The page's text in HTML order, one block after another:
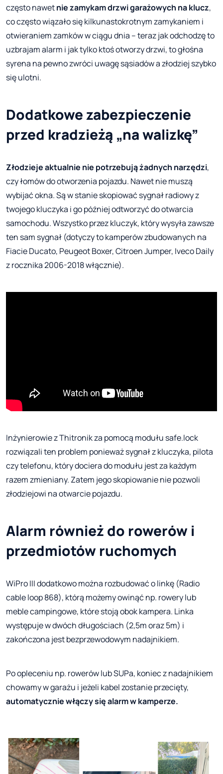
często nawetnie zamykam drzwi garażowych na klucz,
co często wiązało się kilkunastokrotnym zamykaniem i
otwieraniem zamków w ciągu dnia – teraz jak odchodzę to
uzbrajam alarm i jak tylko ktoś otworzy drzwi, to głośna
syrena na pewno zwróci uwagę sąsiadów a złodziej szybko
się ulotni.
Dodatkowe zabezpieczenie
przed kradzieżą „na walizkę”
Złodzieje aktualnie nie potrzebują żadnych narzędzi,
czy łomów do otworzenia pojazdu. Nawet nie muszą
wybijać okna. Są w stanie skopiować sygnał radiowy z
twojego kluczyka i go później odtworzyć do otwarcia
samochodu. Wszystko przez kluczyk, który wysyła zawsze
ten sam sygnał (dotyczy to kamperów zbudowanych na
Fiacie Ducato, Peugeot Boxer, Citroen Jumper, Iveco Daily
z rocznika 2006-2018 włącznie).
Inżynierowie z Thitronik za pomocą modułu safe.lock
rozwiązali ten problem ponieważ sygnał z kluczyka, pilota
czy telefonu, który dociera do modułu jest za każdym
razem zmieniany. Zatem jego skopiowanie nie pozwoli
złodziejowi na otwarcie pojazdu.
Alarm również do rowerów i
przedmiotów ruchomych
WiPro III dodatkowo można rozbudować o linkę (Radio
cable loop 868), którą możemy owinąć np. rowery lub
meble campingowe, które stoją obok kampera. Linka
występuje w dwóch długościach (2,5m oraz 5m) i
zakończona jest bezprzewodowym nadajnikiem.
Po opleceniu np. rowerów lub SUPa, koniec z nadajnikiem
chowamy w garażu i jeżeli kabel zostanie przecięty,
automatycznie włączy się alarm w kamperze.